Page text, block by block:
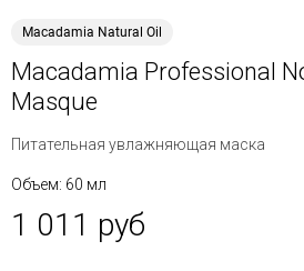
Macadamia Natural Oil
Macadamia Professional
Masque
Питательная увлажняющая маска
Объем: 60 мл
1 011 руб